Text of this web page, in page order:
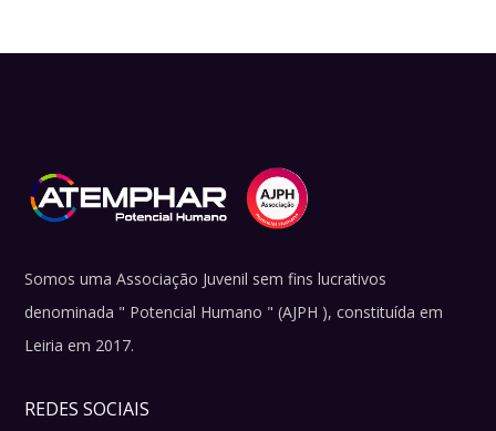
Somos uma Associação Juvenil sem fins lucrativos
denominada " Potencial Humano " (AJPH ), constituída em
Leiria em 2017.
REDES SOCIAIS